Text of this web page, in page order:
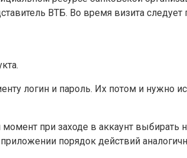
ВТБ. Во время визита следует
логин и пароль. Их потом и нужно
при заходе в аккаунт выбирать
порядок действий